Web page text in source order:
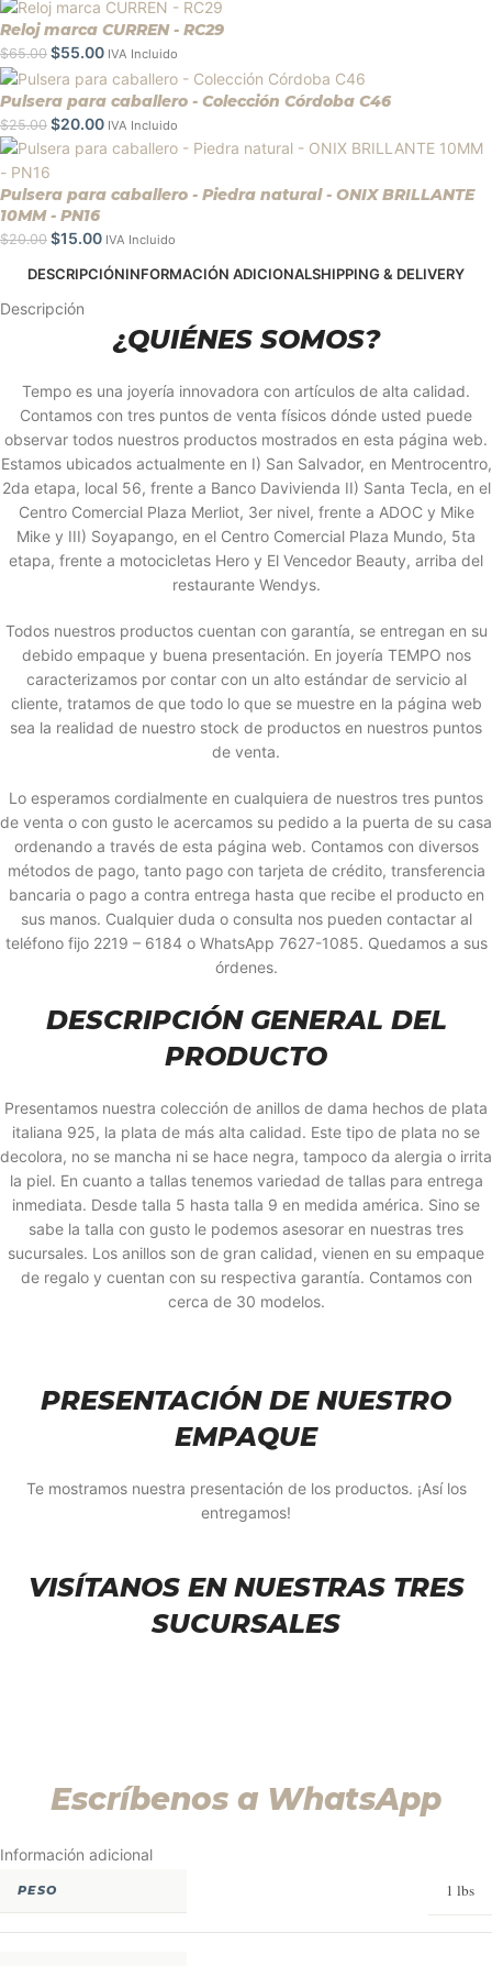
Reloj marca CURREN - RC29
$65.00 $55.00 IVA Incluido
Pulsera para caballero - Colección Córdoba C46
$25.00 $20.00 IVA Incluido
Pulsera para caballero - Piedra natural - ONIX BRILLANTE
10MM - PN16
$20.00 $15.00 IVA Incluido
DESCRIPCIÓNINFORMACIÓN ADICIONALSHIPPING & DELIVERY
Descripción
¿QUIÉNES SOMOS?
Tempo es una joyería innovadora con artículos de alta calidad.
Contamos con tres puntos de venta físicos dónde usted puede
observar todos nuestros productos mostrados en esta página web.
Estamos ubicados actualmente en I) San Salvador, en Mentrocentro,
2da etapa, local 56, frente a Banco Davivienda II) Santa Tecla, en el
Centro Comercial Plaza Merliot, 3er nivel, frente a ADOC y Mike
Mike y III) Soyapango, en el Centro Comercial Plaza Mundo, 5ta
etapa, frente a motocicletas Hero y El Vencedor Beauty, arriba del
restaurante Wendys.
Todos nuestros productos cuentan con garantía, se entregan en su
debido empaque y buena presentación. En joyería TEMPO nos
caracterizamos por contar con un alto estándar de servicio al
cliente, tratamos de que todo lo que se muestre en la página web
sea la realidad de nuestro stock de productos en nuestros puntos
de venta.
Lo esperamos cordialmente en cualquiera de nuestros tres puntos
de venta o con gusto le acercamos su pedido a la puerta de su casa
ordenando a través de esta página web. Contamos con diversos
métodos de pago, tanto pago con tarjeta de crédito, transferencia
bancaria o pago a contra entrega hasta que recibe el producto en
sus manos. Cualquier duda o consulta nos pueden contactar al
teléfono fijo 2219 – 6184 o WhatsApp 7627-1085. Quedamos a sus
órdenes.
DESCRIPCIÓN GENERAL DEL
PRODUCTO
Presentamos nuestra colección de anillos de dama hechos de plata
italiana 925, la plata de más alta calidad. Este tipo de plata no se
decolora, no se mancha ni se hace negra, tampoco da alergia o irrita
la piel. En cuanto a tallas tenemos variedad de tallas para entrega
inmediata. Desde talla 5 hasta talla 9 en medida américa. Sino se
sabe la talla con gusto le podemos asesorar en nuestras tres
sucursales. Los anillos son de gran calidad, vienen en su empaque
de regalo y cuentan con su respectiva garantía. Contamos con
cerca de 30 modelos.
PRESENTACIÓN DE NUESTRO
EMPAQUE
Te mostramos nuestra presentación de los productos. ¡Así los
entregamos!
VISÍTANOS EN NUESTRAS TRES
SUCURSALES
Escríbenos a WhatsApp
Información adicional
PESO 1 lbs